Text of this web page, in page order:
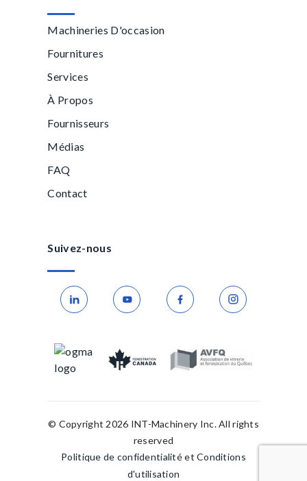
Machineries D'occasion
Fournitures
Services
À Propos
Fournisseurs
Médias
FAQ
Contact
Suivez-nous
© Copyright 2026 INT-Machinery Inc. All rights
reserved
Politique de confidentialitéetConditions
d'utilisation